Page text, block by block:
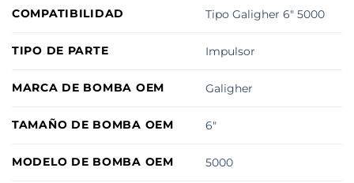
COMPATIBILIDAD Tipo Galigher 6" 5000
TIPO DE PARTE Impulsor
MARCA DE BOMBA OEM Galigher
TAMAÑO DE BOMBA OEM 6"
MODELO DE BOMBA OEM 5000